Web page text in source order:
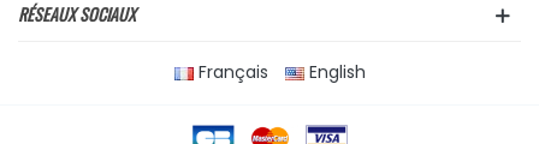
RÉSEAUX SOCIAUX
Français English